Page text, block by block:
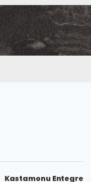
Kastamonu Entegre